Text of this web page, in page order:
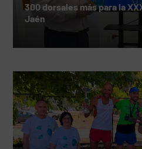
300 dorsales más para la
Jaén